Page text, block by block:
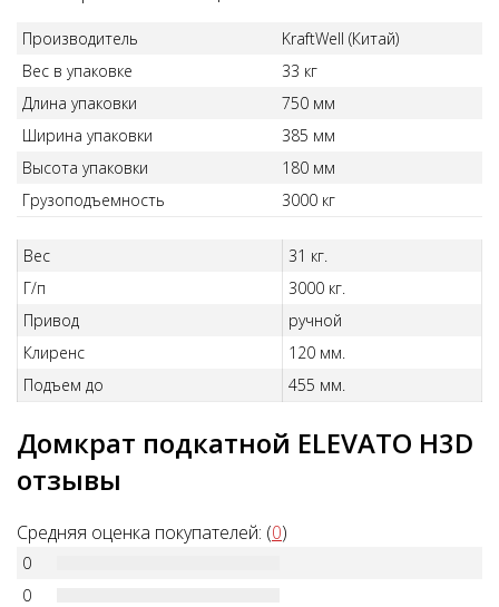
Производитель
KraftWell (Китай)
Вес в упаковке
33 кг
Длина упаковки
750 мм
Ширина упаковки
385 мм
Высота упаковки
180 мм
Грузоподъемность
3000 кг
Вес
31 кг.
Г/п
3000 кг.
Привод
ручной
Клиренс
120 мм.
Подъем до
455 мм.
Домкрат подкатной ELEVATO H3D
отзывы
Средняя оценка покупателей: (0)
0
0